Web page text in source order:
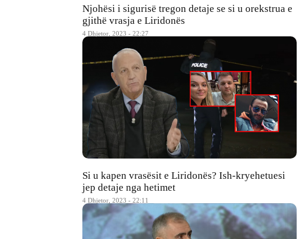
Njohësi i sigurisë tregon detaje se si u orekstrua e
gjithë vrasja e Liridonës
4 Dhjetor, 2023 - 22:27
Si u kapen vrasësit e Liridonës? Ish-kryehetuesi
jep detaje nga hetimet
4 Dhjetor, 2023 - 22:11